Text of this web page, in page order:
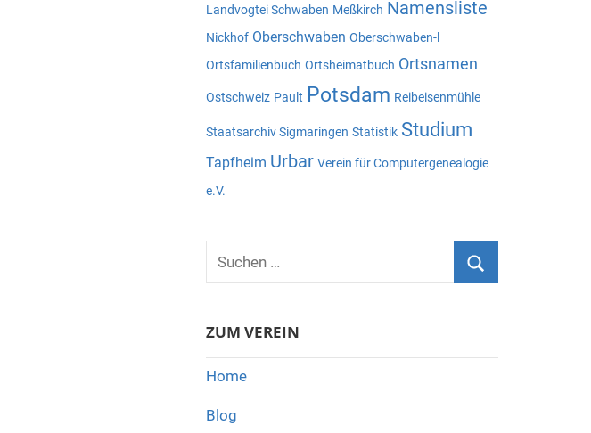
Landvogtei Schwaben Meßkirch Namensliste
Nickhof Oberschwaben Oberschwaben-l
Ortsfamilienbuch Ortsheimatbuch Ortsnamen
Ostschweiz Pault Potsdam Reibeisenmühle
Staatsarchiv Sigmaringen Statistik Studium
Tapfheim Urbar Verein für Computergenealogie
e.V.
Suchen
nach:
ZUM VEREIN
Home
Blog